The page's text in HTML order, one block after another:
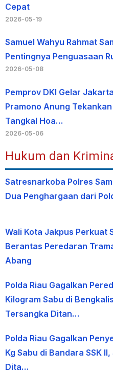
Cepat
2026-05-19
Samuel Wahyu Rahmat
Pentingnya Penguasaan
2026-05-08
Pemprov DKI Gelar
Pramono Anung
Tangkal Hoa…
2026-05-06
Hukum dan
Satresnarkoba Polres
Dua Penghargaan dari
Wali Kota Jakpus Perkuat
Berantas Peredaran
Abang
Polda Riau Gagalkan
Kilogram Sabu di
Tersangka Ditan…
Polda Riau Gagalkan
Kg Sabu di Bandara SSK
Dita…